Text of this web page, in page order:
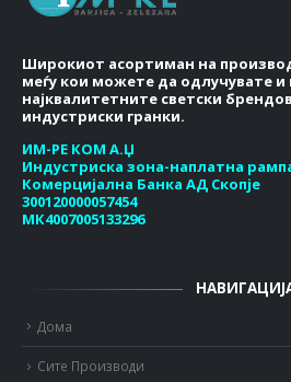
Широкиот асортиман на
меѓу кои можете да одлучувате и
најквалитетните светски
индустриски гранки.
ИМ-РЕ КОМ А.Џ
Индустриска зона-наплатна
Комерцијална Банка АД Скопје
300120000057454
МК4007005133296
Дома
Сите Производи